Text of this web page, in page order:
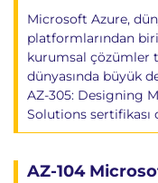
Action Groups
Notification
Log Analytics
Log Analytics
Kusto Query
Operational
Microsoft Azure,
platformlarından
kurumsal çözümler
dünyasında büyük
AZ-305: Designing
Solutions sertifikası
AZ-104